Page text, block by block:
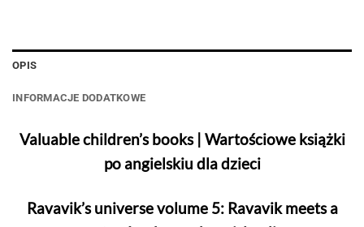
OPIS
INFORMACJE DODATKOWE
Valuable children’s books | Wartościowe książki
po angielskiu dla dzieci
Ravavik’s universe volume 5: Ravavik meets a